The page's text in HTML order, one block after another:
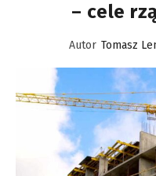
– cele
Autor Tomasz